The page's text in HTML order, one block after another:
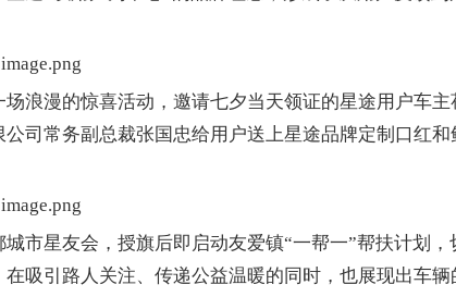
漫的惊喜活动，邀请七夕当天领证的星途用户车主
司常务副总裁张国忠给用户送上星途品牌定制口红和
星友会，授旗后即启动友爱镇“一帮一”帮扶计划，
吸引路人关注、传递公益温暖的同时，也展现出车辆